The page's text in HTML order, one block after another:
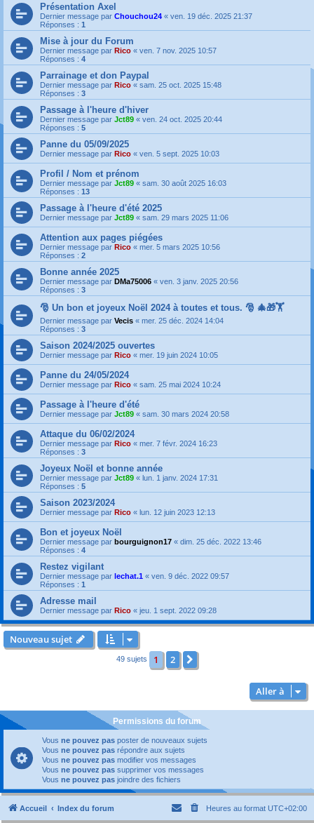
Présentation Axel
Dernier message par Chouchou24 « ven. 19 déc. 2025 21:37
Réponses : 1
Mise à jour du Forum
Dernier message par Rico « ven. 7 nov. 2025 10:57
Réponses : 4
Parrainage et don Paypal
Dernier message par Rico « sam. 25 oct. 2025 15:48
Réponses : 3
Passage à l'heure d'hiver
Dernier message par Jct89 « ven. 24 oct. 2025 20:44
Réponses : 5
Panne du 05/09/2025
Dernier message par Rico « ven. 5 sept. 2025 10:03
Profil / Nom et prénom
Dernier message par Jct89 « sam. 30 août 2025 16:03
Réponses : 13
Passage à l'heure d'été 2025
Dernier message par Jct89 « sam. 29 mars 2025 11:06
Attention aux pages piégées
Dernier message par Rico « mer. 5 mars 2025 10:56
Réponses : 2
Bonne année 2025
Dernier message par DMa75006 « ven. 3 janv. 2025 20:56
Réponses : 3
🎅 Un bon et joyeux Noël 2024 à toutes et tous. 🎅 🎄🎁🏋️
Dernier message par Vecis « mer. 25 déc. 2024 14:04
Réponses : 3
Saison 2024/2025 ouvertes
Dernier message par Rico « mer. 19 juin 2024 10:05
Panne du 24/05/2024
Dernier message par Rico « sam. 25 mai 2024 10:24
Passage à l'heure d'été
Dernier message par Jct89 « sam. 30 mars 2024 20:58
Attaque du 06/02/2024
Dernier message par Rico « mer. 7 févr. 2024 16:23
Réponses : 3
Joyeux Noël et bonne année
Dernier message par Jct89 « lun. 1 janv. 2024 17:31
Réponses : 5
Saison 2023/2024
Dernier message par Rico « lun. 12 juin 2023 12:13
Bon et joyeux Noël
Dernier message par bourguignon17 « dim. 25 déc. 2022 13:46
Réponses : 4
Restez vigilant
Dernier message par lechat.1 « ven. 9 déc. 2022 09:57
Réponses : 1
Adresse mail
Dernier message par Rico « jeu. 1 sept. 2022 09:28
Nouveau sujet
49 sujets 1 2
Aller à
Permissions du forum
Vous ne pouvez pas poster de nouveaux sujets
Vous ne pouvez pas répondre aux sujets
Vous ne pouvez pas modifier vos messages
Vous ne pouvez pas supprimer vos messages
Vous ne pouvez pas joindre des fichiers
Accueil Index du forum Heures au format UTC+02:00